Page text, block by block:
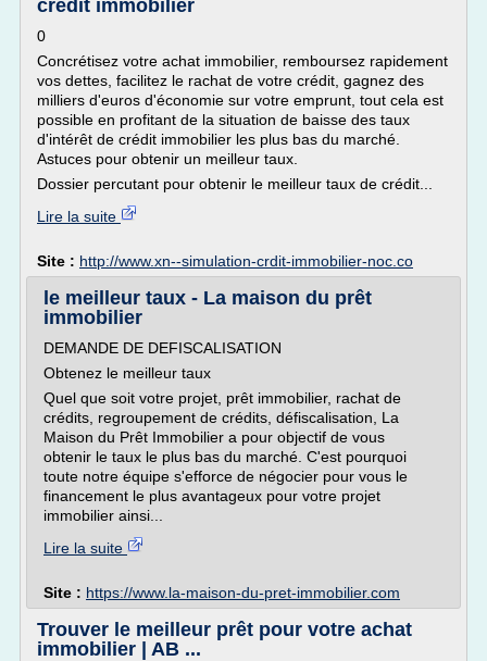
crédit immobilier
0
Concrétisez votre achat immobilier, remboursez rapidement
vos dettes, facilitez le rachat de votre crédit, gagnez des
milliers d'euros d'économie sur votre emprunt, tout cela est
possible en profitant de la situation de baisse des taux
d'intérêt de crédit immobilier les plus bas du marché.
Astuces pour obtenir un meilleur taux.
Dossier percutant pour obtenir le meilleur taux de crédit...
Lire la suite
Site : http://www.xn--simulation-crdit-immobilier-noc.co
le meilleur taux - La maison du prêt
immobilier
DEMANDE DE DEFISCALISATION
Obtenez le meilleur taux
Quel que soit votre projet, prêt immobilier, rachat de
crédits, regroupement de crédits, défiscalisation, La
Maison du Prêt Immobilier a pour objectif de vous
obtenir le taux le plus bas du marché. C'est pourquoi
toute notre équipe s'efforce de négocier pour vous le
financement le plus avantageux pour votre projet
immobilier ainsi...
Lire la suite
Site : https://www.la-maison-du-pret-immobilier.com
Trouver le meilleur prêt pour votre achat
immobilier | AB ...